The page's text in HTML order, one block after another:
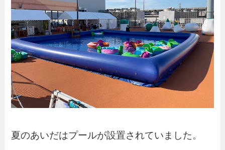
夏のあいだはプールが設置されていました。